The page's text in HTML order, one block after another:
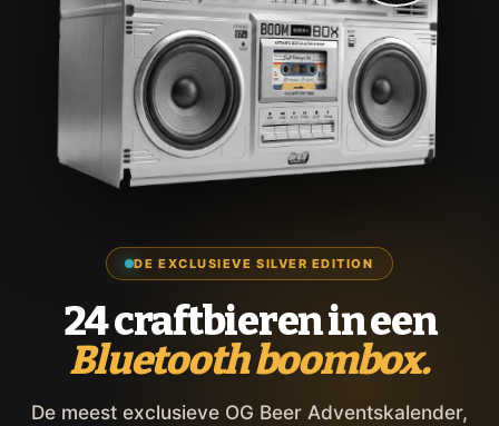
DE EXCLUSIEVE SILVER EDITION
24 craftbieren in een
Bluetooth boombox.
De meest exclusieve OG Beer Adventskalender,